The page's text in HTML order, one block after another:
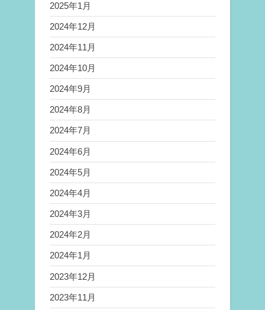
2025年1月
2024年12月
2024年11月
2024年10月
2024年9月
2024年8月
2024年7月
2024年6月
2024年5月
2024年4月
2024年3月
2024年2月
2024年1月
2023年12月
2023年11月